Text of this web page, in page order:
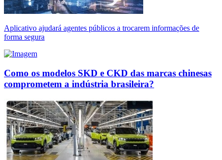
Aplicativo ajudará agentes públicos a trocarem informações de
forma segura
Como os modelos SKD e CKD das marcas chinesas
comprometem a indústria brasileira?